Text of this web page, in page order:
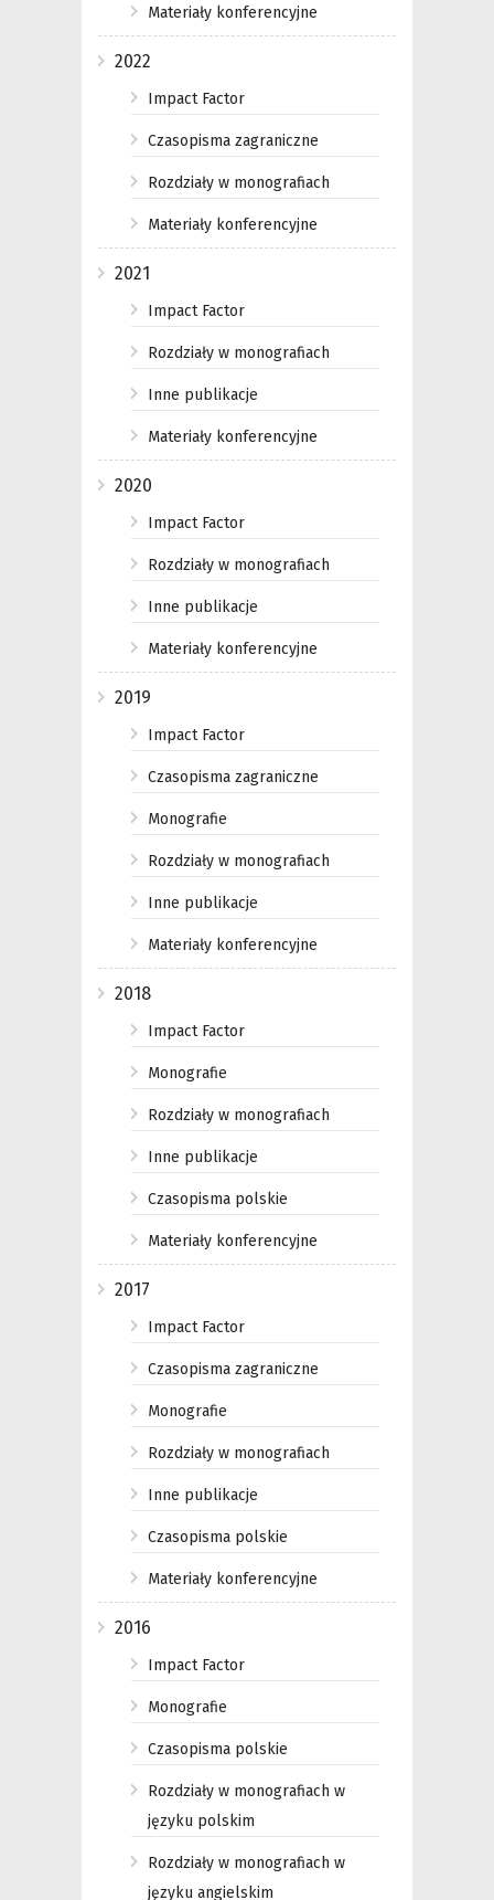
Materiały konferencyjne
2022
Impact Factor
Czasopisma zagraniczne
Rozdziały w monografiach
Materiały konferencyjne
2021
Impact Factor
Rozdziały w monografiach
Inne publikacje
Materiały konferencyjne
2020
Impact Factor
Rozdziały w monografiach
Inne publikacje
Materiały konferencyjne
2019
Impact Factor
Czasopisma zagraniczne
Monografie
Rozdziały w monografiach
Inne publikacje
Materiały konferencyjne
2018
Impact Factor
Monografie
Rozdziały w monografiach
Inne publikacje
Czasopisma polskie
Materiały konferencyjne
2017
Impact Factor
Czasopisma zagraniczne
Monografie
Rozdziały w monografiach
Inne publikacje
Czasopisma polskie
Materiały konferencyjne
2016
Impact Factor
Monografie
Czasopisma polskie
Rozdziały w monografiach w
języku polskim
Rozdziały w monografiach w
języku angielskim